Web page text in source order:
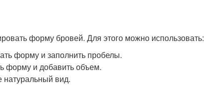
форму бровей. Для этого можно использовать:
форму и заполнить пробелы.
форму и добавить объем.
натуральный вид.